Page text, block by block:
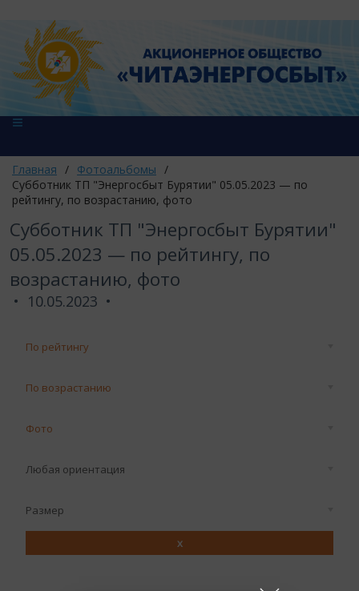
Главная / Фотоальбомы /
Субботник ТП "Энергосбыт Бурятии" 05.05.2023 — по
рейтингу, по возрастанию, фото
Субботник ТП "Энергосбыт Бурятии"
05.05.2023 — по рейтингу, по
возрастанию, фото
10.05.2023
По рейтингу
По возрастанию
Фото
Любая ориентация
Размер
x